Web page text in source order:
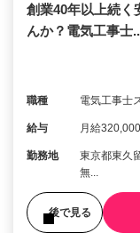
創業40年以上続く
んか？電気工事士
職種 電気工事士
給与 月給
勤務地
東京都東久
無...
後で見る